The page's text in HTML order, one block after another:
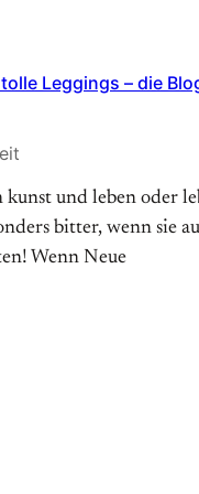
Leggings – die
und leben oder
bitter, wenn sie
Wenn Neue